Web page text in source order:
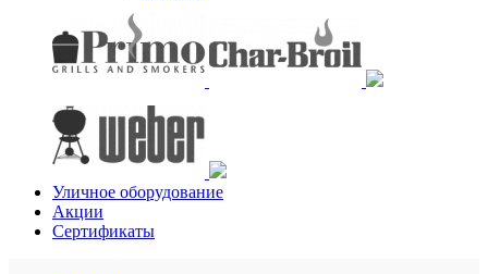
Уличное оборудование
Акции
Сертификаты